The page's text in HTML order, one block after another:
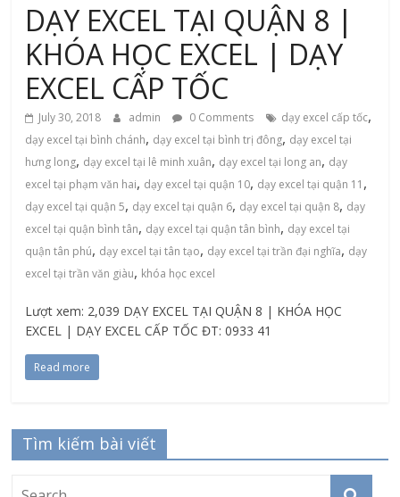
DẠY EXCEL TẠI QUẬN 8 |
KHÓA HỌC EXCEL | DẠY
EXCEL CẤP TỐC
July 30, 2018 admin 0 Comments dạy excel cấp tốc,
dạy excel tại bình chánh, dạy excel tại bình trị đông, dạy excel tại
hưng long, dạy excel tại lê minh xuân, dạy excel tại long an, dạy
excel tại phạm văn hai, dạy excel tại quận 10, dạy excel tại quận 11 ,
dạy excel tại quận 5, dạy excel tại quận 6, dạy excel tại quận 8, dạy
excel tại quận bình tân, dạy excel tại quận tân bình, dạy excel tại
quận tân phú, dạy excel tại tân tạo, dạy excel tại trần đại nghĩa, dạy
excel tại trần văn giàu, khóa học excel
Lượt xem: 2,039 DẠY EXCEL TẠI QUẬN 8 | KHÓA HỌC
EXCEL | DẠY EXCEL CẤP TỐC ĐT: 0933 41
Read more
Tìm kiếm bài viết